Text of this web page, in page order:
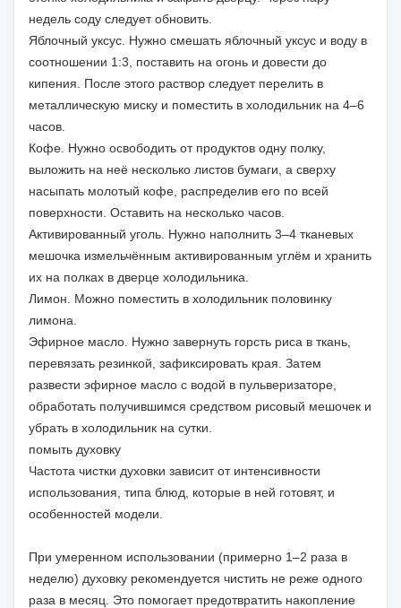
недель соду следует обновить.
Яблочный уксус. Нужно смешать яблочный уксус и воду в
соотношении 1:3, поставить на огонь и довести до
кипения. После этого раствор следует перелить в
металлическую миску и поместить в холодильник на 4–6
часов.
Кофе. Нужно освободить от продуктов одну полку,
выложить на неё несколько листов бумаги, а сверху
насыпать молотый кофе, распределив его по всей
поверхности. Оставить на несколько часов.
Активированный уголь. Нужно наполнить 3–4 тканевых
мешочка измельчённым активированным углём и хранить
их на полках в дверце холодильника.
Лимон. Можно поместить в холодильник половинку
лимона.
Эфирное масло. Нужно завернуть горсть риса в ткань,
перевязать резинкой, зафиксировать края. Затем
развести эфирное масло с водой в пульверизаторе,
обработать получившимся средством рисовый мешочек и
убрать в холодильник на сутки.
помыть духовку
Частота чистки духовки зависит от интенсивности
использования, типа блюд, которые в ней готовят, и
особенностей модели.
При умеренном использовании (примерно 1–2 раза в
неделю) духовку рекомендуется чистить не реже одного
раза в месяц. Это помогает предотвратить накопление